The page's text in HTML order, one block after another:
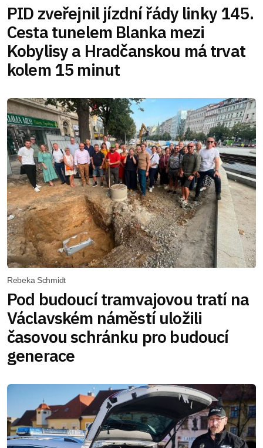
PID zveřejnil jízdní řády linky 145.
Cesta tunelem Blanka mezi
Kobylisy a Hradčanskou má trvat
kolem 15 minut
Rebeka Schmidt
Pod budoucí tramvajovou tratí na
Václavském náměstí uložili
časovou schránku pro budoucí
generace